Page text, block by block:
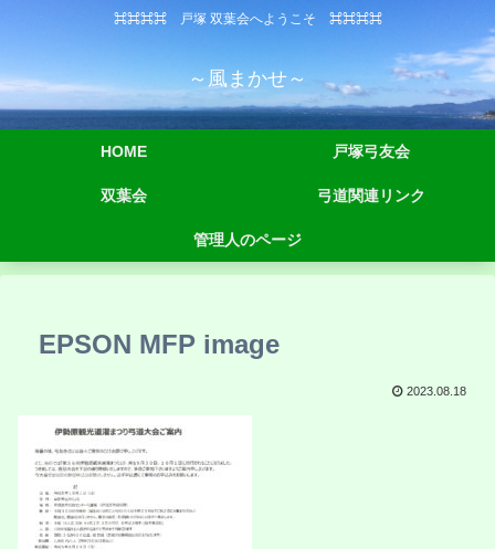
⌘⌘⌘⌘ 戸塚 双葉会へようこそ ⌘⌘⌘⌘
～風まかせ～
HOME 戸塚弓友会
双葉会 弓道関連リンク
管理人のページ
EPSON MFP image
2023.08.18